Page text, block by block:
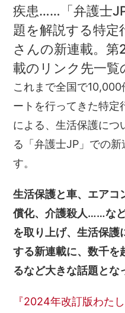
疾患……「弁護士
題を解説する特定
さんの新連載。第
載のリンク先一覧
これまで全国で
ートを行ってきた特定
による、生活保護につ
る「弁護士JP」での
す。
生活保護と車、エアコ
償化、介護殺人……な
を取り上げ、生活保護
する新連載に、数千を
るなど大きな話題とな
『2024年改訂版わた